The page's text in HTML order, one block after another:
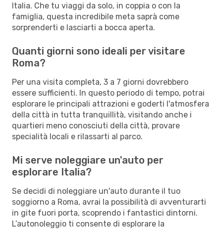
Italia. Che tu viaggi da solo, in coppia o con la
famiglia, questa incredibile meta saprà come
sorprenderti e lasciarti a bocca aperta.
Quanti giorni sono ideali per visitare
Roma?
Per una visita completa, 3 a 7 giorni dovrebbero
essere sufficienti. In questo periodo di tempo, potrai
esplorare le principali attrazioni e goderti l'atmosfera
della città in tutta tranquillità, visitando anche i
quartieri meno conosciuti della città, provare
specialità locali e rilassarti al parco.
Mi serve noleggiare un'auto per
esplorare Italia?
Se decidi di noleggiare un'auto durante il tuo
soggiorno a Roma, avrai la possibilità di avventurarti
in gite fuori porta, scoprendo i fantastici dintorni.
L’autonoleggio ti consente di esplorare la